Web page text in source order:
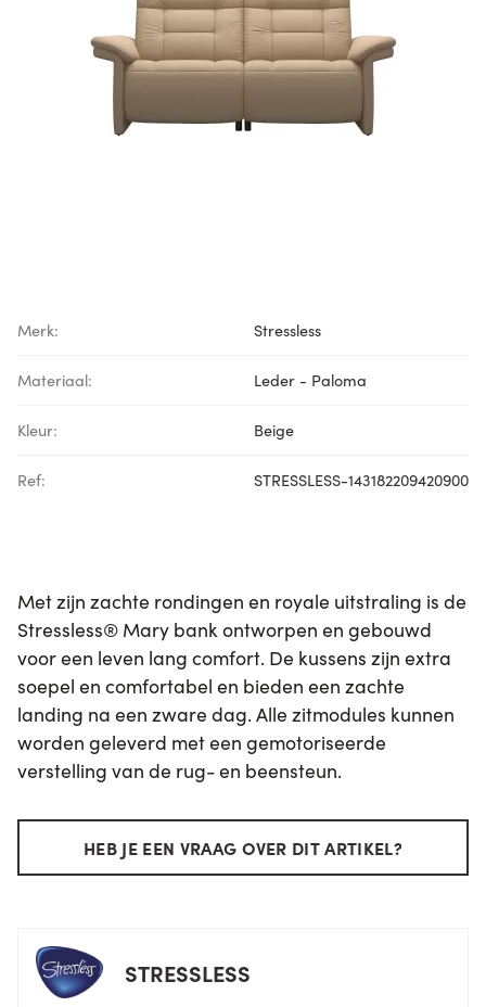
Merk: Stressless
Materiaal: Leder - Paloma
Kleur: Beige
Ref: STRESSLESS-143182209420900
Met zijn zachte rondingen en royale uitstraling is de
Stressless® Mary bank ontworpen en gebouwd
voor een leven lang comfort. De kussens zijn extra
soepel en comfortabel en bieden een zachte
landing na een zware dag. Alle zitmodules kunnen
worden geleverd met een gemotoriseerde
verstelling van de rug- en beensteun.
HEB JE EEN VRAAG OVER DIT ARTIKEL?
STRESSLESS